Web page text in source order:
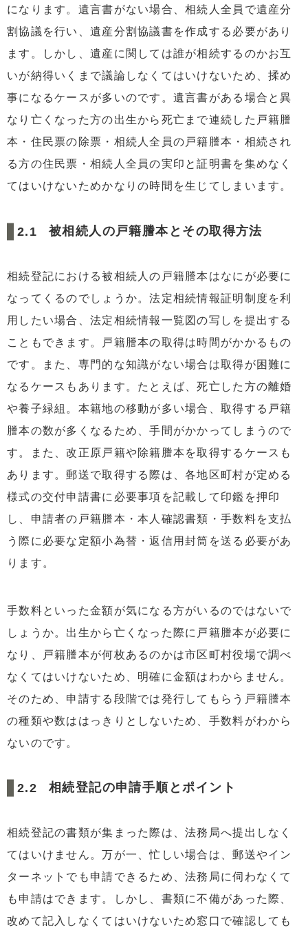
になります。遺言書がない場合、相続人全員で遺産分
割協議を行い、遺産分割協議書を作成する必要があり
ます。しかし、遺産に関しては誰が相続するのかお互
いが納得いくまで議論しなくてはいけないため、揉め
事になるケースが多いのです。遺言書がある場合と異
なり亡くなった方の出生から死亡まで連続した戸籍謄
本・住民票の除票・相続人全員の戸籍謄本・相続され
る方の住民票・相続人全員の実印と証明書を集めなく
てはいけないためかなりの時間を生じてしまいます。
被相続人の戸籍謄本とその取得方法
相続登記における被相続人の戸籍謄本はなにが必要に
なってくるのでしょうか。法定相続情報証明制度を利
用したい場合、法定相続情報一覧図の写しを提出する
こともできます。戸籍謄本の取得は時間がかかるもの
です。また、専門的な知識がない場合は取得が困難に
なるケースもあります。たとえば、死亡した方の離婚
や養子緑組。本籍地の移動が多い場合、取得する戸籍
謄本の数が多くなるため、手間がかかってしまうので
す。また、改正原戸籍や除籍謄本を取得するケースも
あります。郵送で取得する際は、各地区町村が定める
様式の交付申請書に必要事項を記載して印鑑を押印
し、申請者の戸籍謄本・本人確認書類・手数料を支払
う際に必要な定額小為替・返信用封筒を送る必要があ
ります。
手数料といった金額が気になる方がいるのではないで
しょうか。出生から亡くなった際に戸籍謄本が必要に
なり、戸籍謄本が何枚あるのかは市区町村役場で調べ
なくてはいけないため、明確に金額はわからません。
そのため、申請する段階では発行してもらう戸籍謄本
の種類や数ははっきりとしないため、手数料がわから
ないのです。
相続登記の申請手順とポイント
相続登記の書類が集まった際は、法務局へ提出しなく
てはいけません。万が一、忙しい場合は、郵送やイン
ターネットでも申請できるため、法務局に伺わなくて
も申請はできます。しかし、書類に不備があった際、
改めて記入しなくてはいけないため窓口で確認しても